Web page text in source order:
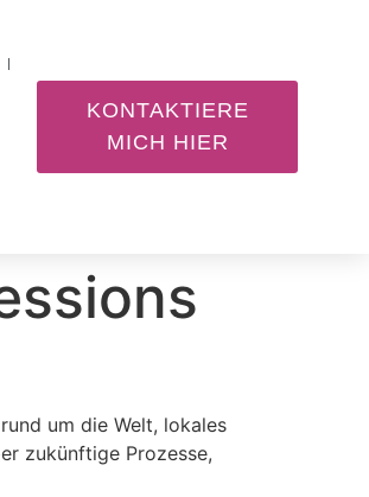
KONTAKTIERE
MICH HIER
um die Welt, lokales
zukünftige Prozesse,